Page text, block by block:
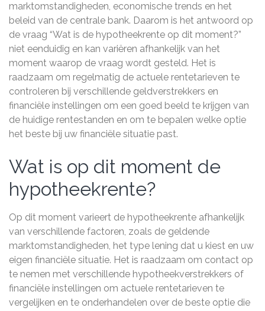
marktomstandigheden, economische trends en het
beleid van de centrale bank. Daarom is het antwoord op
de vraag “Wat is de hypotheekrente op dit moment?”
niet eenduidig en kan variëren afhankelijk van het
moment waarop de vraag wordt gesteld. Het is
raadzaam om regelmatig de actuele rentetarieven te
controleren bij verschillende geldverstrekkers en
financiële instellingen om een goed beeld te krijgen van
de huidige rentestanden en om te bepalen welke optie
het beste bij uw financiële situatie past.
Wat is op dit moment de
hypotheekrente?
Op dit moment varieert de hypotheekrente afhankelijk
van verschillende factoren, zoals de geldende
marktomstandigheden, het type lening dat u kiest en uw
eigen financiële situatie. Het is raadzaam om contact op
te nemen met verschillende hypotheekverstrekkers of
financiële instellingen om actuele rentetarieven te
vergelijken en te onderhandelen over de beste optie die